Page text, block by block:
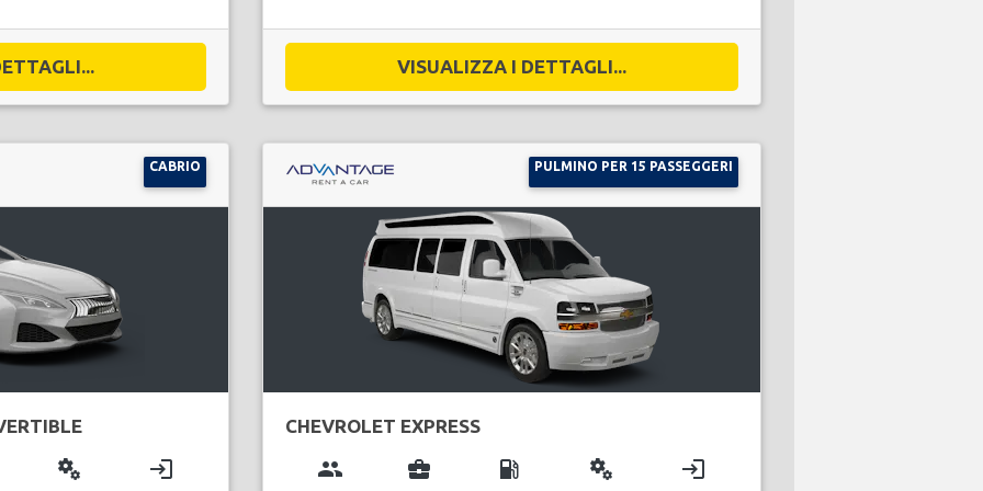
VISUALIZZA I DETTAGLI...
CABRIO
miscellaneous_services login
PULMINO PER 15 PASSEGGERI
CHEVROLET EXPRESS
group business_center local_gas_station miscellaneous_services login